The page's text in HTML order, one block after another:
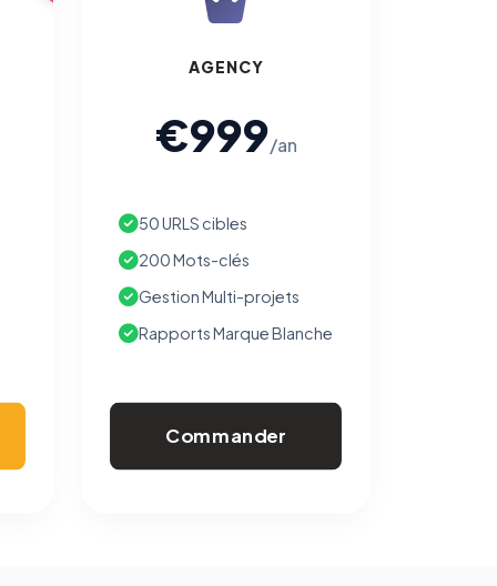
AGENCY
€999/an
50 URLS cibles
200 Mots-clés
Gestion Multi-projets
Rapports Marque Blanche
Commander